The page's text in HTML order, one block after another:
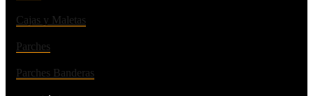
Cajas y Maletas
Parches
Parches Banderas